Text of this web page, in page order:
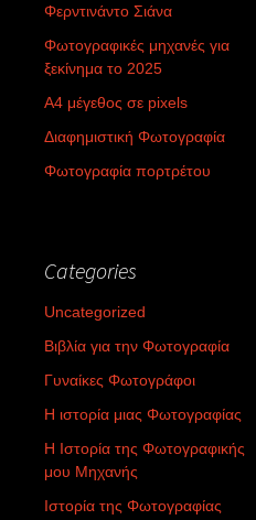
Φερντινάντο Σιάνα
Φωτογραφικές μηχανές για
ξεκίνημα το 2025
Α4 μέγεθος σε pixels
Διαφημιστική Φωτογραφία
Φωτογραφία πορτρέτου
Categories
Uncategorized
Βιβλία για την Φωτογραφία
Γυναίκες Φωτογράφοι
Η ιστορία μιας Φωτογραφίας
Η Ιστορία της Φωτογραφικής
μου Μηχανής
Ιστορία της Φωτογραφίας